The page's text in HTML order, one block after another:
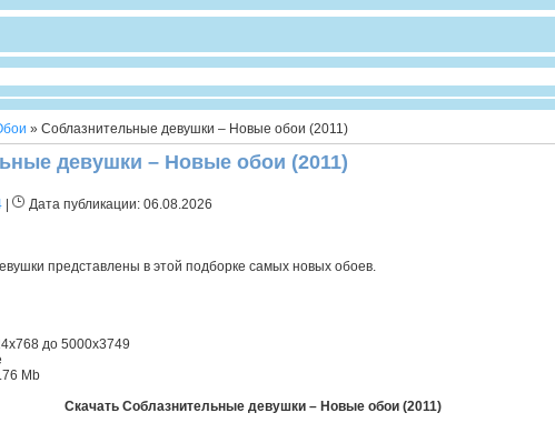
» Соблазнительные девушки – Новые обои (2011)
девушки – Новые обои (2011)
Дата публикации: 06.08.2026
представлены в этой подборке самых новых обоев.
до 5000х3749
Mb
Скачать Соблазнительные девушки – Новые обои (2011)